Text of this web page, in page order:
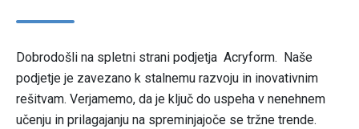
Dobrodošli na spletni strani podjetja Acryform. Naše
podjetje je zavezano k stalnemu razvoju in inovativnim
rešitvam. Verjamemo, da je ključ do uspeha v nenehnem
učenju in prilagajanju na spreminjajoče se tržne trende.